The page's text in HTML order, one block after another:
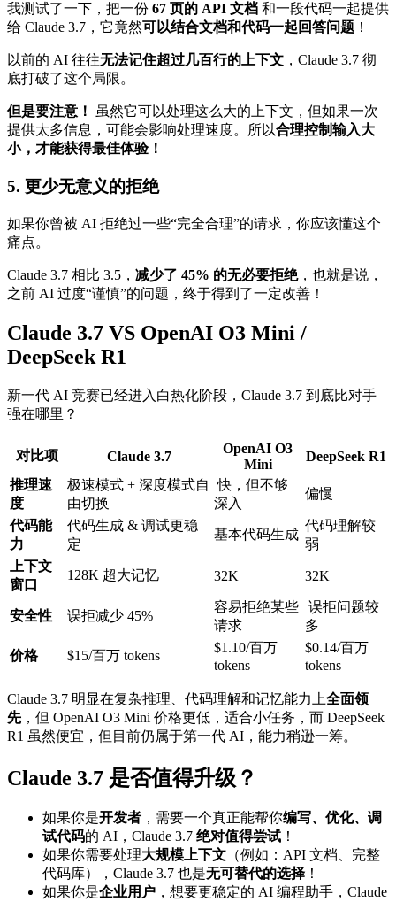
我测试了一下，把一份 67 页的 API 文档 和一段代码一起提供
给 Claude 3.7，它竟然可以结合文档和代码一起回答问题 ！
以前的 AI 往往无法记住超过几百行的上下文 ，Claude 3.7 彻
底打破了这个局限。
但是要注意！
虽然它可以处理这么大的上下文，但如果一次
提供太多信息，可能会影响处理速度。所以合理控制输入大
小，才能获得最佳体验！
5. 更少无意义的拒绝
如果你曾被 AI 拒绝过一些“完全合理”的请求，你应该懂这个
痛点。
Claude 3.7 相比 3.5， 减少了 45% 的无必要拒绝，也就是说，
之前 AI 过度“谨慎”的问题，终于得到了一定改善！
Claude 3.7 VS OpenAI O3 Mini /
DeepSeek R1
新一代 AI 竞赛已经进入白热化阶段，Claude 3.7 到底比对手
强在哪里？
对比项 Claude 3.7
OpenAI O3
Mini
DeepSeek R1
推理速
度
极速模式 + 深度模式自
由切换
快，但不够
深入
偏慢
代码能
力
代码生成 & 调试更稳
定
基本代码生成
代码理解较
弱
上下文
窗口
128K 超大记忆 32K 32K
安全性 误拒减少 45%
容易拒绝某些
请求
误拒问题较
多
价格
$15/百万 tokens
$1.10/百万
tokens
$0.14/百万
tokens
Claude 3.7 明显在复杂推理、代码理解和记忆能力上全面领
先，但 OpenAI O3 Mini 价格更低，适合小任务，而 DeepSeek
R1 虽然便宜，但目前仍属于第一代 AI，能力稍逊一筹。
Claude 3.7 是否值得升级？
如果你是开发者 ，需要一个真正能帮你编写、优化、调
试代码的 AI，Claude 3.7 绝对值得尝试 ！
如果你需要处理大规模上下文 （例如：API 文档、完整
代码库），Claude 3.7 也是无可替代的选择 ！
如果你是企业用户 ，想要更稳定的 AI 编程助手，Claude